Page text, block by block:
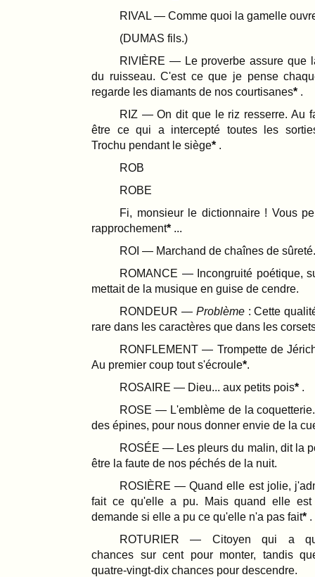
RIVAL — Comme quoi la gamelle
(DUMAS fils.)
RIVIÈRE — Le proverbe assure que
du ruisseau. C'est ce que je pense
regarde les diamants de nos courtisanes
.
RIZ — On dit que le riz resserre. Au
être ce qui a intercepté toutes les
Trochu pendant le siège
.
ROB
ROBE
Fi, monsieur le dictionnaire ! Vous
rapprochement
...
ROI — Marchand de chaînes de sûreté.
ROMANCE — Incongruité poétique,
mettait de la musique en guise de cendre.
RONDEUR — Problème: Cette
rare dans les caractères que dans les
RONFLEMENT — Trompette de
Au premier coup tout s'écroule .
ROSAIRE — Dieu... aux petits pois
.
ROSE — L'emblème de la
des épines, pour nous donner envie de la
ROSÉE — Les pleurs du malin, dit la
être la faute de nos péchés de la nuit.
ROSIÈRE — Quand elle est jolie,
fait ce qu'elle a pu. Mais quand elle
demande si elle a pu ce qu'elle n'a pas fait
.
ROTURIER — Citoyen qui a
chances sur cent pour monter, tandis
quatre-vingt-dix chances pour descendre.